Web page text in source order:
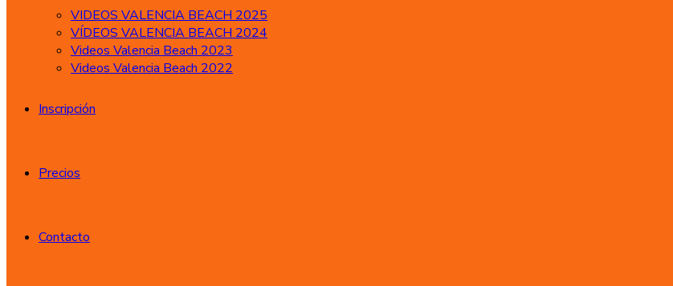
VIDEOS VALENCIA BEACH 2025
VÍDEOS VALENCIA BEACH 2024
Videos Valencia Beach 2023
Videos Valencia Beach 2022
Inscripción
Precios
Contacto